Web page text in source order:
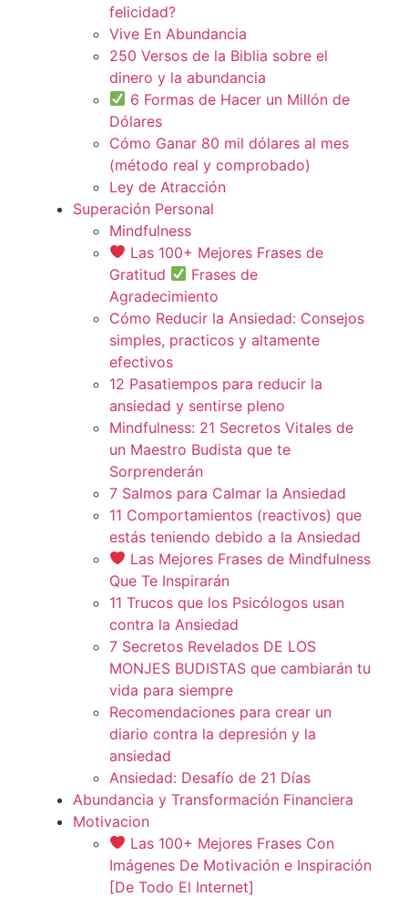
felicidad?
Vive En Abundancia
250 Versos de la Biblia sobre el
dinero y la abundancia
6 Formas de Hacer un Millón de
Dólares
Cómo Ganar 80 mil dólares al mes
(método real y comprobado)
Ley de Atracción
Superación Personal
Mindfulness
Las 100+ Mejores Frases de
Gratitud
Frases de
Agradecimiento
Cómo Reducir la Ansiedad: Consejos
simples, practicos y altamente
efectivos
12 Pasatiempos para reducir la
ansiedad y sentirse pleno
Mindfulness: 21 Secretos Vitales de
un Maestro Budista que te
Sorprenderán
7 Salmos para Calmar la Ansiedad
11 Comportamientos (reactivos) que
estás teniendo debido a la Ansiedad
Las Mejores Frases de Mindfulness
Que Te Inspirarán
11 Trucos que los Psicólogos usan
contra la Ansiedad
7 Secretos Revelados DE LOS
MONJES BUDISTAS que cambiarán tu
vida para siempre
Recomendaciones para crear un
diario contra la depresión y la
ansiedad
Ansiedad: Desafío de 21 Días
Abundancia y Transformación Financiera
Motivacion
Las 100+ Mejores Frases Con
Imágenes De Motivación e Inspiración
[De Todo El Internet]